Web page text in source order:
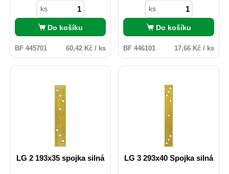
ks
Do košíku
BF 445701 60,42 Kč / ks
ks
Do košíku
BF 446101 17,66 Kč / ks
LG 2 193x35 spojka silná LG 3 293x40 Spojka silná